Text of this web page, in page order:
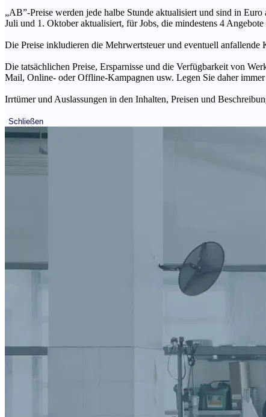
„AB”-Preise werden jede halbe Stunde aktualisiert und sind in
Juli und 1. Oktober aktualisiert, für Jobs, die mindestens 4
Die Preise inkludieren die Mehrwertsteuer und eventuell anfallende
Die tatsächlichen Preise, Ersparnisse und die Verfügbarkeit von
Mail, Online- oder Offline-Kampagnen usw. Legen Sie daher
Irrtümer und Auslassungen in den Inhalten, Preisen und
Schließen